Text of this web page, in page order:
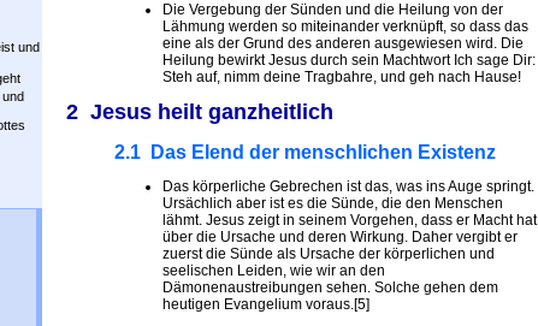
und
Die Vergebung der Sünden und die Heilung von der
Lähmung werden so miteinander verknüpft, so dass das
eine als der Grund des anderen ausgewiesen wird. Die
Heilung bewirkt Jesus durch sein Machtwort Ich sage Dir:
Steh auf, nimm deine Tragbahre, und geh nach Hause!
2 Jesus heilt ganzheitlich
2.1 Das Elend der menschlichen Existenz
Das körperliche Gebrechen ist das, was ins Auge springt.
Ursächlich aber ist es die Sünde, die den Menschen
lähmt. Jesus zeigt in seinem Vorgehen, dass er Macht hat
über die Ursache und deren Wirkung. Daher vergibt er
zuerst die Sünde als Ursache der körperlichen und
seelischen Leiden, wie wir an den
Dämonenaustreibungen sehen. Solche gehen dem
heutigen Evangelium voraus.[5]